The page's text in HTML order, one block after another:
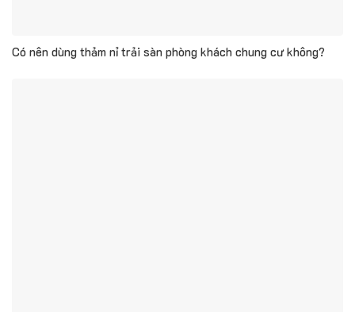
Có nên dùng thảm nỉ trải sàn phòng khách chung cư không?